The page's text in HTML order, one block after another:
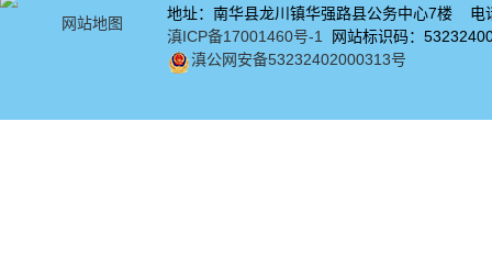
网站地图
地址：南华县龙川镇华强路县公务中心7楼
滇ICP备17001460号-1
网站标识码：
滇公网安备53232402000313号